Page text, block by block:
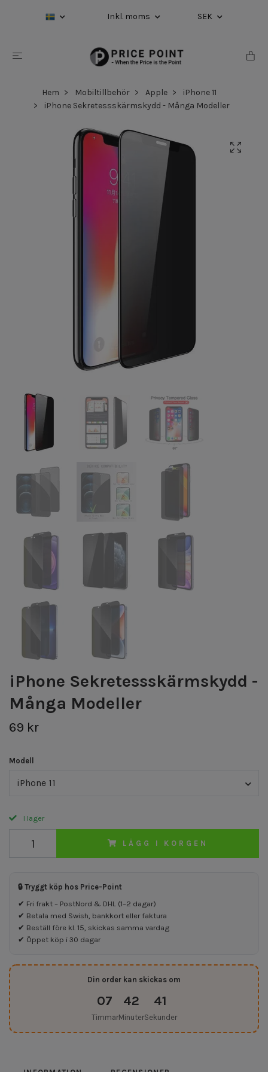
Inkl. moms SEK
Hem Mobiltillbehör Apple
iPhone 11
iPhone Sekretessskärmskydd - Många Modeller
iPhone Sekretessskärmskydd -
Många Modeller
69 kr
Modell
iPhone 11
I lager
LÄGG I KORGEN
🔒 Tryggt köp hos Price-Point
✔ Fri frakt – PostNord & DHL (1–2 dagar)
✔ Betala med Swish, bankkort eller faktura
✔ Beställ före kl. 15, skickas samma vardag
✔ Öppet köp i 30 dagar
Din order kan skickas om
07
Timmar
42
Minuter
40
Sekunder